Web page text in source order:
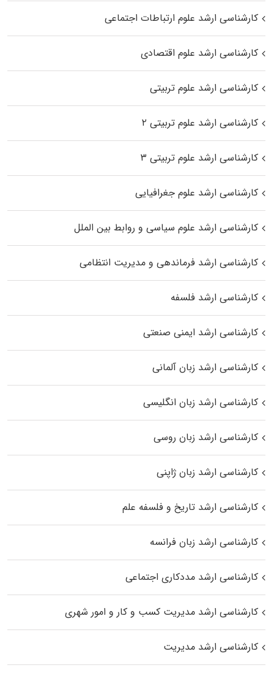
کارشناسی ارشد علوم ارتباطات اجتماعی
کارشناسی ارشد علوم اقتصادی
کارشناسی ارشد علوم تربیتی
کارشناسی ارشد علوم تربیتی ۲
کارشناسی ارشد علوم تربیتی ۳
کارشناسی ارشد علوم جغرافیایی
کارشناسی ارشد علوم سیاسی و روابط بین الملل
کارشناسی ارشد فرماندهی و مدیریت انتظامی
کارشناسی ارشد فلسفه
کارشناسی ارشد ایمنی صنعتی
کارشناسی ارشد زبان آلمانی
کارشناسی ارشد زبان انگلیسی
کارشناسی ارشد زبان روسی
کارشناسی ارشد زبان ژاپنی
کارشناسی ارشد تاریخ و فلسفه علم
کارشناسی ارشد زبان فرانسه
کارشناسی ارشد مددکاری اجتماعی
کارشناسی ارشد مدیریت کسب و کار و امور شهری
کارشناسی ارشد مدیریت